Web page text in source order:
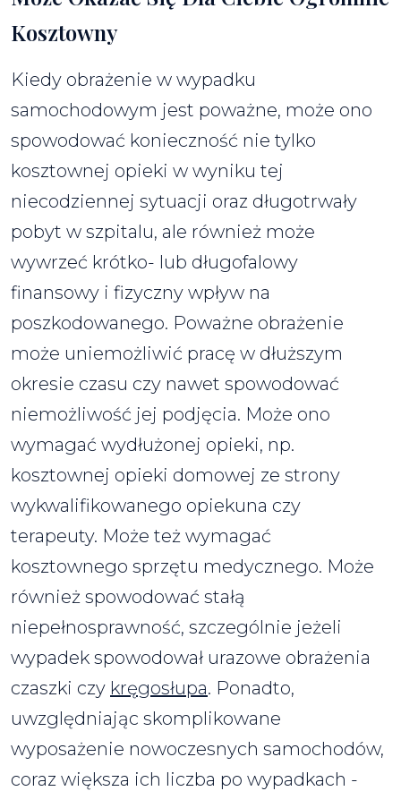
Kosztowny
Kiedy obrażenie w wypadku
samochodowym jest poważne, może ono
spowodować konieczność nie tylko
kosztownej opieki w wyniku tej
niecodziennej sytuacji oraz długotrwały
pobyt w szpitalu, ale również może
wywrzeć krótko- lub długofalowy
finansowy i fizyczny wpływ na
poszkodowanego. Poważne obrażenie
może uniemożliwić pracę w dłuższym
okresie czasu czy nawet spowodować
niemożliwość jej podjęcia. Może ono
wymagać wydłużonej opieki, np.
kosztownej opieki domowej ze strony
wykwalifikowanego opiekuna czy
terapeuty. Może też wymagać
kosztownego sprzętu medycznego. Może
również spowodować stałą
niepełnosprawność, szczególnie jeżeli
wypadek spowodował urazowe obrażenia
czaszki czy kręgosłupa. Ponadto,
uwzględniając skomplikowane
wyposażenie nowoczesnych samochodów,
coraz większa ich liczba po wypadkach -